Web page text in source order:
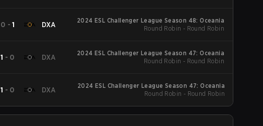
0 -1 DXA
2024 ESL Challenger League Season 48: Oceania
Round Robin - Round Robin
1 - 0 DXA
2024 ESL Challenger League Season 47: Oceania
Round Robin - Round Robin
1 - 0 DXA
2024 ESL Challenger League Season 47: Oceania
Round Robin - Round Robin